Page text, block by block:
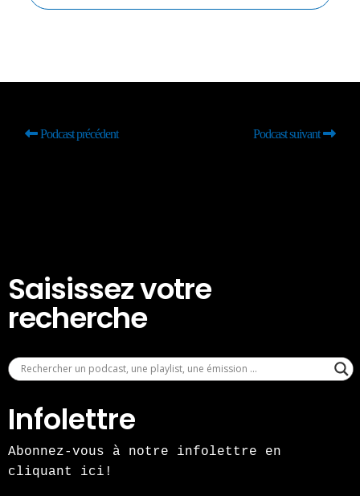
Podcast précédent Podcast suivant
Saisissez votre
recherche
Infolettre
Abonnez-vous à notre infolettre en
cliquant ici!